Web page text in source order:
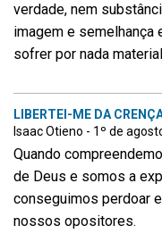
verdade, nem
imagem e semelhança
sofrer por nada
LIBERTEI-ME DA
Isaac Otieno - 1º de
Quando
de Deus e somos a
conseguimos perdoar
nossos opositores.